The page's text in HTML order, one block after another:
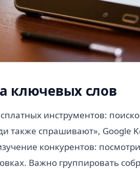
ключевых слов
инструментов:
также спрашивают», Google
конкурентов:
Важно группировать